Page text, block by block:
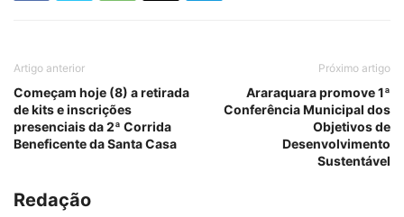
Artigo anterior
Começam hoje (8) a retirada
de kits e inscrições
presenciais da 2ª Corrida
Beneficente da Santa Casa
Próximo artigo
Araraquara promove 1ª
Conferência Municipal dos
Objetivos de
Desenvolvimento
Sustentável
Redação